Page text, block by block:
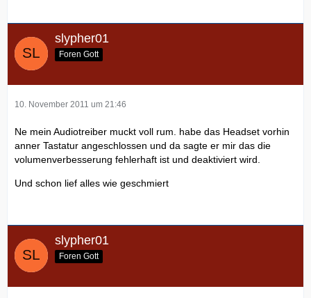
slypher01
Foren Gott
10. November 2011 um 21:46
Ne mein Audiotreiber muckt voll rum. habe das Headset vorhin
anner Tastatur angeschlossen und da sagte er mir das die
volumenverbesserung fehlerhaft ist und deaktiviert wird.
Und schon lief alles wie geschmiert
slypher01
Foren Gott